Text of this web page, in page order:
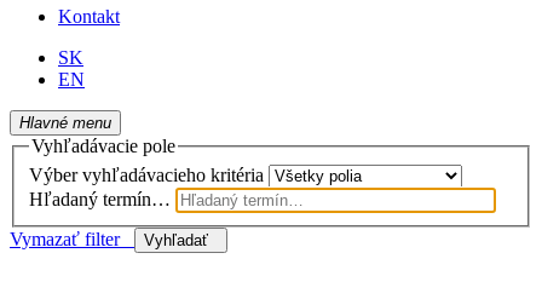
Kontakt
SK
EN
Hlavné menu
Vyhľadávacie pole
Výber vyhľadávacieho kritéria
Hľadaný termín…
Vymazať filter
Vyhľadať